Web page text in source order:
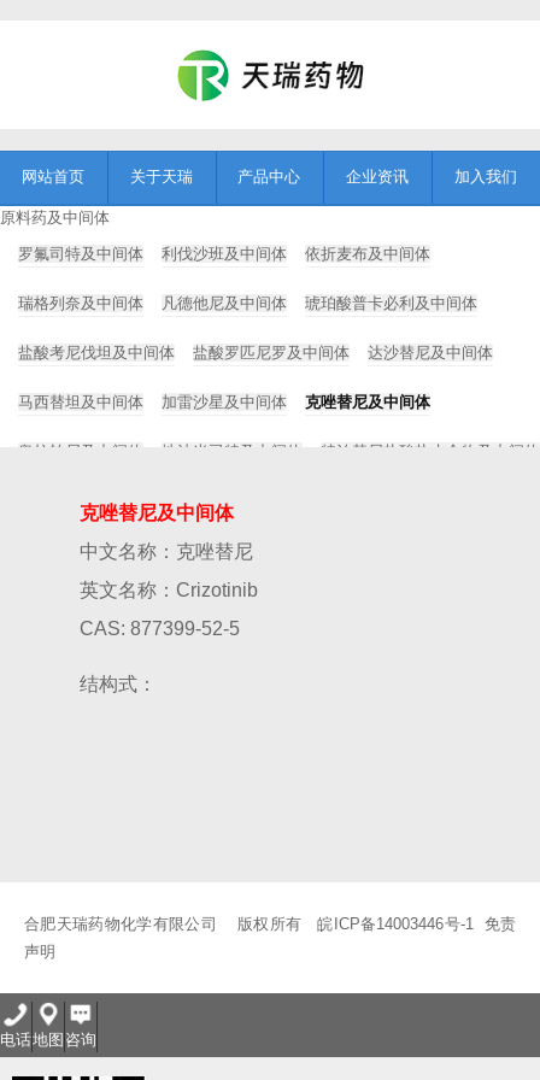
网站首页 关于天瑞 产品中心 企业资讯 加入我们
原料药及中间体
罗氟司特及中间体
利伐沙班及中间体 依折麦布及中间体
瑞格列奈及中间体 凡德他尼及中间体 琥珀酸普卡必利及中间体
盐酸考尼伐坦及中间体 盐酸罗匹尼罗及中间体 达沙替尼及中间体
马西替坦及中间体 加雷沙星及中间体 克唑替尼及中间体
奥拉帕尼及中间体 地法米司特及中间体 特泊替尼盐酸盐水合物及中间体
Tanimilast及中间体 Foscarbidopa及foslevodopa
药用辅料及中间体
8-氨基辛酸 8-溴辛酸甲酯
玻尿酸
克唑替尼及中间体
中文名称：克唑替尼
英文名称：Crizotinib
CAS: 877399-52-5
结构式：
合肥天瑞药物化学有限公司 版权所有皖ICP备14003446号-1
免责
声明
电话地图 咨询